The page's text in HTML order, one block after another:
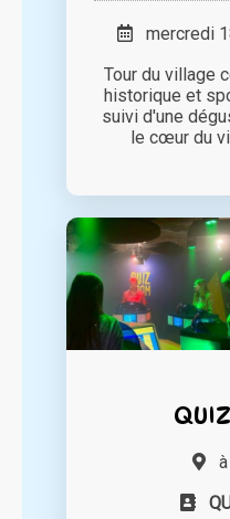
mercredi
Tour du village
historique et
suivi d'une
le cœur du
à